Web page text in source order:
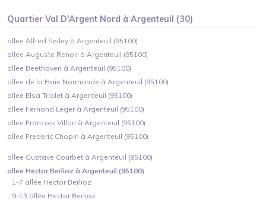
QuartierVal D'Argent Nord àArgenteuil (30)
allee Alfred Sisley à Argenteuil (95100)
allee Auguste Renoir à Argenteuil (95100)
allee Beethoven à Argenteuil (95100)
allee de la Haie Normande à Argenteuil (95100)
allee Elsa Triolet à Argenteuil (95100)
allee Fernand Leger à Argenteuil (95100)
allee Francois Villon à Argenteuil (95100)
allee Frederic Chopin à Argenteuil (95100)
allee Gustave Courbet à Argenteuil (95100)
allee Hector Berlioz à Argenteuil (95100)
1-7 allée Hector Berlioz
9-13 allée Hector Berlioz